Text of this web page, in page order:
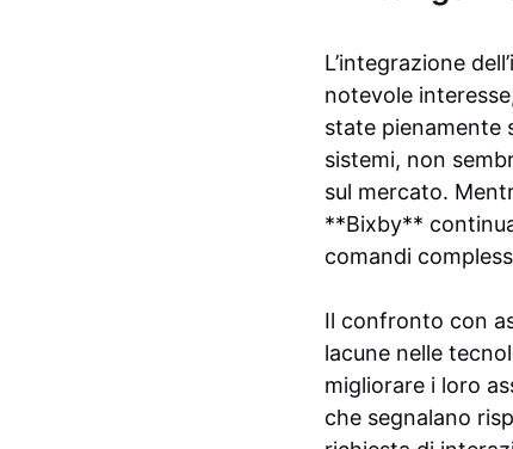
L’integrazione
notevole
state pienamente
sistemi, non
sul mercato.
**Bixby**
comandi
Il confronto con
lacune nelle
migliorare i loro
che segnalano